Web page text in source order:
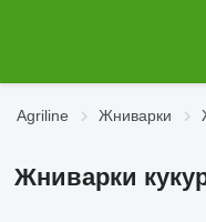
Agriline Жниварки
Жниварки